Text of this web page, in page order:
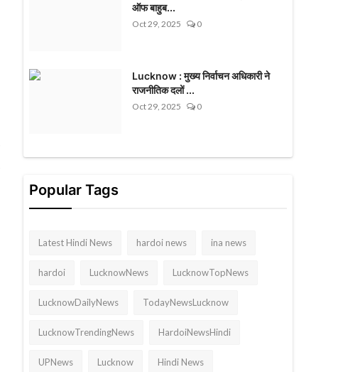
ऑफ बाहुब...
Oct 29, 2025 0
Lucknow : मुख्य निर्वाचन अधिकारी ने
राजनीतिक दलों ...
Oct 29, 2025 0
Popular Tags
Latest Hindi News hardoi news ina news
hardoi LucknowNews LucknowTopNews
LucknowDailyNews TodayNewsLucknow
LucknowTrendingNews HardoiNewsHindi
UPNews Lucknow Hindi News